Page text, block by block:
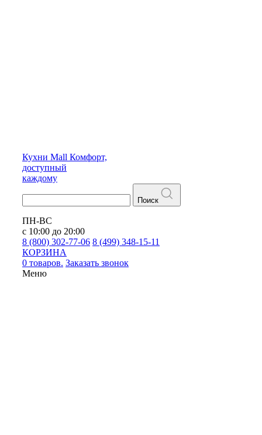
Кухни Mall Комфорт,
доступный
каждому
Поиск
ПН-ВС
с 10:00 до 20:00
8 (800) 302-77-06 8 (499) 348-15-11
КОРЗИНА
0 товаров. Заказать звонок
Меню